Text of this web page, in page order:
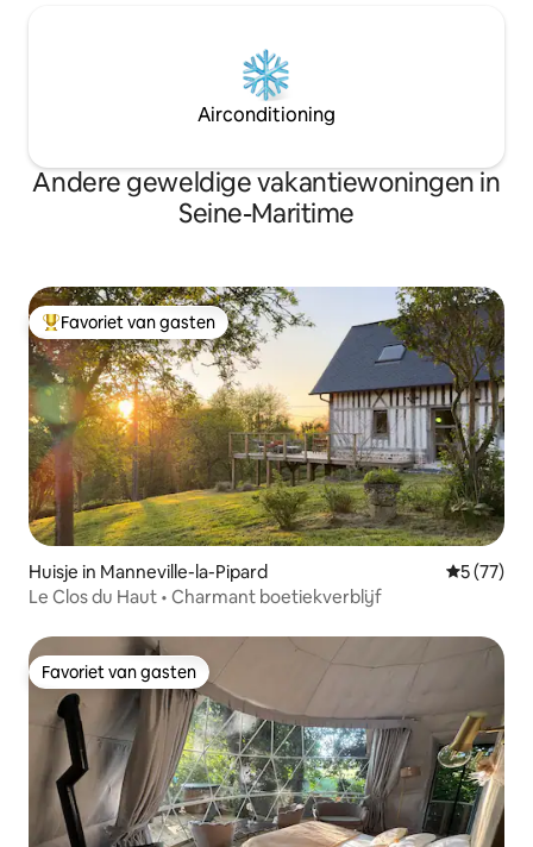
Airconditioning
Andere geweldige vakantiewoningen in
Seine-Maritime
Topfavoriet van gasten
Favoriet van gasten
Huisje in Manneville-la-Pipard
5 (77)
Le Clos du Haut • Charmant boetiekverblijf
Favoriet van gasten
Favoriet van gasten